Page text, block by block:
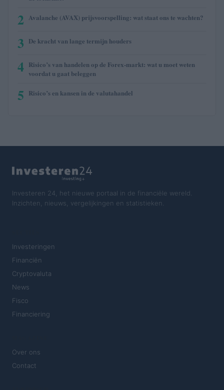
2 Avalanche (AVAX) prijsvoorspelling: wat staat ons te wachten?
3 De kracht van lange termijn houders
4 Risico’s van handelen op de Forex-markt: wat u moet weten
voordat u gaat beleggen
5 Risico’s en kansen in de valutahandel
Investeren 24, het nieuwe portaal in de financiële wereld.
Inzichten, nieuws, vergelijkingen en statistieken.
Investeringen
Financiën
Cryptovaluta
News
Fisco
Financiering
Over ons
Contact